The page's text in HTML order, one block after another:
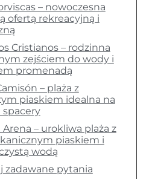
– nowoczesna
ofertą rekreacyjną i
Cristianos – rodzinna
zejściem do wody i
promenadą
– plaża z
piaskiem idealna na
Arena – urokliwa plaża z
piaskiem i
wodą
zadawane pytania